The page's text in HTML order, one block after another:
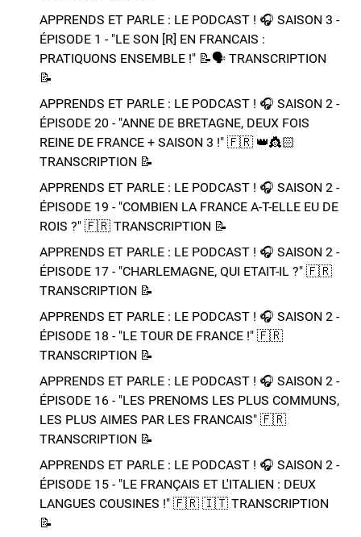
APPRENDS ET PARLE : LE PODCAST ! 🎧 SAISON 3 -
ÉPISODE 1 - "LE SON [R] EN FRANCAIS :
PRATIQUONS ENSEMBLE !" 📝​🗣️​​​​ TRANSCRIPTION
📝​
APPRENDS ET PARLE : LE PODCAST ! 🎧 SAISON 2 -
ÉPISODE 20 - "ANNE DE BRETAGNE, DEUX FOIS
REINE DE FRANCE + SAISON 3 !"​ 🇫🇷 👑​👸🏻​​
TRANSCRIPTION 📝​
APPRENDS ET PARLE : LE PODCAST ! 🎧 SAISON 2 -
ÉPISODE 19 - "COMBIEN LA FRANCE A-T-ELLE EU DE
ROIS ?"​ 🇫🇷​ TRANSCRIPTION 📝​
APPRENDS ET PARLE : LE PODCAST ! 🎧 SAISON 2 -
ÉPISODE 17 - "CHARLEMAGNE, QUI ETAIT-IL ?"​ 🇫🇷​
TRANSCRIPTION 📝​
APPRENDS ET PARLE : LE PODCAST ! 🎧 SAISON 2 -
ÉPISODE 18 - "LE TOUR DE FRANCE !"​ 🇫🇷​
TRANSCRIPTION 📝​
APPRENDS ET PARLE : LE PODCAST ! 🎧 SAISON 2 -
ÉPISODE 16 - "LES PRENOMS LES PLUS COMMUNS,
LES PLUS AIMES PAR LES FRANCAIS"​ 🇫🇷​
TRANSCRIPTION 📝​
APPRENDS ET PARLE : LE PODCAST ! 🎧 SAISON 2 -
ÉPISODE 15 - "LE FRANÇAIS ET L'ITALIEN : DEUX
LANGUES COUSINES !"​ 🇫🇷​ 🇮🇹​ ​TRANSCRIPTION
📝​